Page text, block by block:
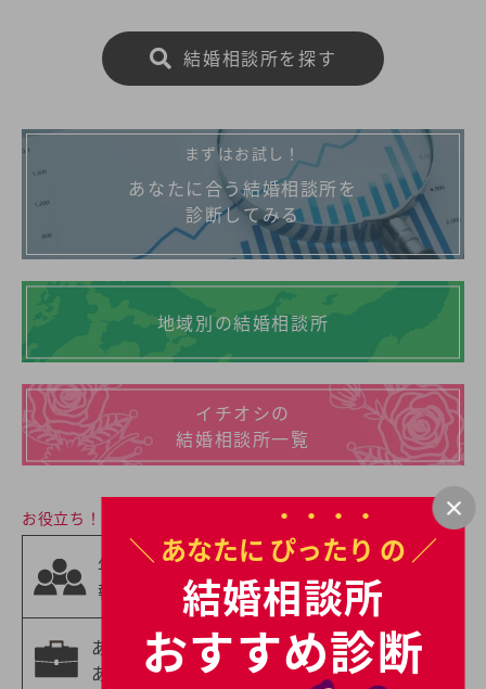
結婚相談所を探す
まずはお試し！
あなたに合う結婚相談所を
診断してみる
地域別の結婚相談所
イチオシの
結婚相談所一覧
お役立ち！婚活情報
年齢別の婚活情
報
相手の職業から
選ぶ
婚活情報
あなたの職業に
あった婚活情報
年収別の婚活情
報
＼ あなたに ぴったり の ／
結婚相談所
おすすめ診断